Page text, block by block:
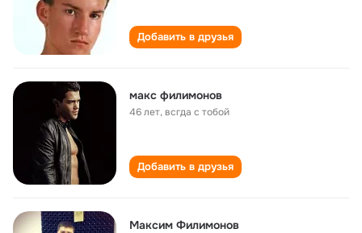
Добавить в друзья
макс филимонов
46 лет,всгда с тобой
Добавить в друзья
Максим Филимонов